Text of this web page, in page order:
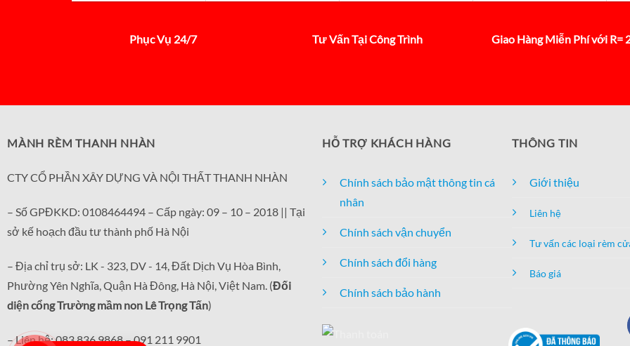
Phục Vụ 24/7 Tư Vấn Tại Công Trình Giao Hàng Miễn Phí với R=
MÀNH RÈM THANH NHÀN
CTY CỔ PHẦN XÂY DỰNG VÀ NỘI THẤT THANH NHÀN
– Số GPĐKKD: 0108464494 – Cấp ngày: 09 – 10 – 2018 || Tại
sở kế hoạch đầu tư thành phố Hà Nội
– Địa chỉ trụ sở: LK - 323, DV - 14, Đất Dịch Vụ Hòa Bình,
Phường Yên Nghĩa, Quận Hà Đông, Hà Nội, Việt Nam. (Đối
diện cổng Trường mầm non Lê Trọng Tấn)
– Liên hệ: 083 836 9868 – 091 211 9901
HỖ TRỢ KHÁCH HÀNG
Chính sách bảo mật thông tin cá
nhân
Chính sách vận chuyển
Chính sách đổi hàng
Chính sách bảo hành
THÔNG TIN
Giới thiệu
Liên hệ
Tư vấn các loại rèm
Báo giá